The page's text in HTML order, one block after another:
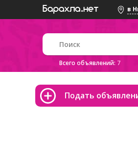
в
Всего объявлений: 7
Подать